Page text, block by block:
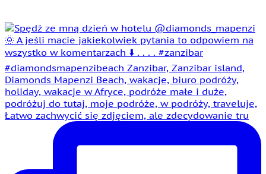
Łatwo zachwycić się zdjęciem, ale zdecydowanie tru